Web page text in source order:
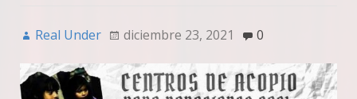
Real Under diciembre 23, 2021 0